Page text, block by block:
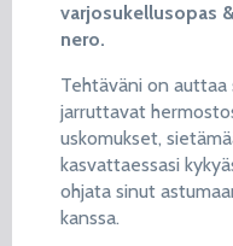
varjosukellusopas
nero.
Tehtäväni on auttaa
jarruttavat
uskomukset,
kasvattaessasi
ohjata sinut
kanssa.